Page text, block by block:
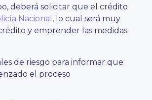
deberá solicitar que el crédito
Nacional , lo cual será muy
y emprender las medidas
de riesgo para informar que
el proceso